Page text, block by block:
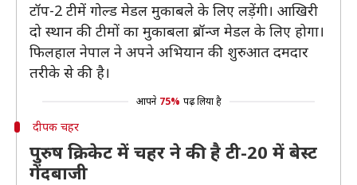
टॉप-2 टीमें गोल्ड मेडल मुकाबले के लिए लड़ेंगी। आखिरी
दो स्थान की टीमों का मुकाबला ब्रॉन्ज मेडल के लिए होगा।
फिलहाल नेपाल ने अपने अभियान की शुरुआत दमदार
तरीके से की है।
आपने 75% पढ़ लिया है
दीपक चहर
पुरुष क्रिकेट में चहर ने की है टी-20 में बेस्ट
गेंदबाजी